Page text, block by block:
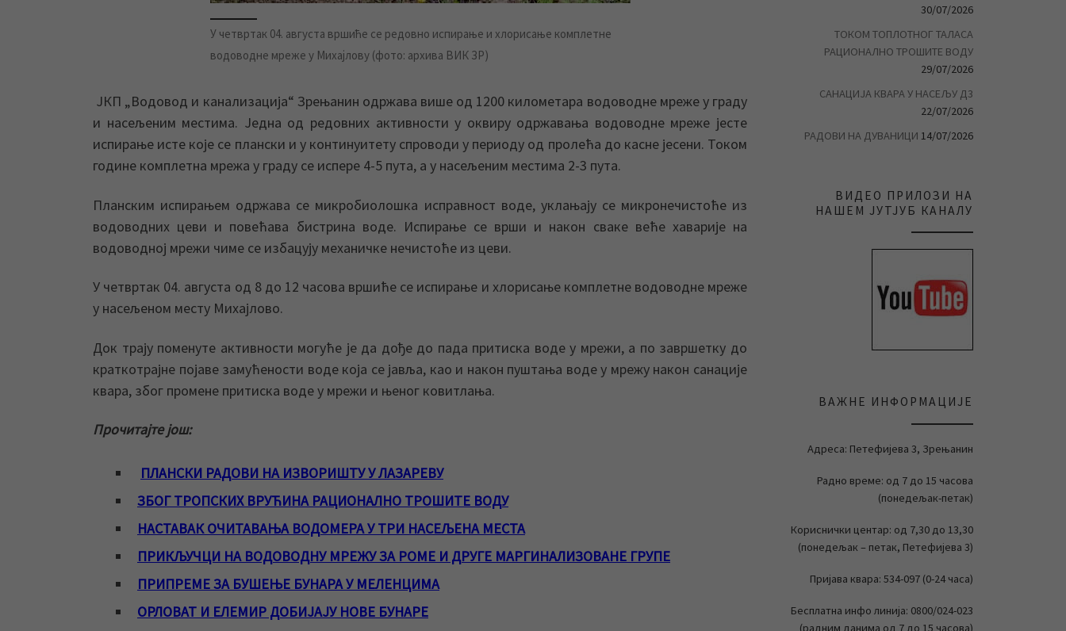
У четвртак 04. августа вршиће се редовно испирање и хлорисање комплетне
водоводне мреже у Михајлову (фото: архива ВИК ЗР)
ЈКП „Водовод и канализација“ Зрењанин одржава више од 1200 километара водоводне мреже у граду
и насељеним местима. Једна од редовних активности у оквиру одржавања водоводне мреже јесте
испирање исте које се плански и у континуитету спроводи у периоду од пролећа до касне јесени. Током
године комплетна мрежа у граду се испере 4-5 пута, а у насељеним местима 2-3 пута.
Планским испирањем одржава се микробиолошка исправност воде, уклањају се микронечистоће из
водоводних цеви и повећава бистрина воде. Испирање се врши и након сваке веће хаварије на
водоводној мрежи чиме се избацују механичке нечистоће из цеви.
У четвртак 04. августа од 8 до 12 часова вршиће се испирање и хлорисање комплетне водоводне мреже
у насељеном месту Михајлово.
Док трају поменуте активности могуће је да дође до пада притиска воде у мрежи, а по завршетку до
краткотрајне појаве замућености воде која се јавља, као и након пуштања воде у мрежу након санације
квара, због промене притиска воде у мрежи и њеног ковитлања.
Прочитајте још:
ПЛАНСКИ РАДОВИ НА ИЗВОРИШТУ У ЛАЗАРЕВУ
ЗБОГ ТРОПСКИХ ВРУЋИНА РАЦИОНАЛНО ТРОШИТЕ ВОДУ
НАСТАВАК ОЧИТАВАЊА ВОДОМЕРА У ТРИ НАСЕЉЕНА МЕСТА
ПРИКЉУЧЦИ НА ВОДОВОДНУ МРЕЖУ ЗА РОМЕ И ДРУГЕ МАРГИНАЛИЗОВАНЕ ГРУПЕ
ПРИПРЕМЕ ЗА БУШЕЊЕ БУНАРА У МЕЛЕНЦИМА
ОРЛОВАТ И ЕЛЕМИР ДОБИЈАЈУ НОВЕ БУНАРЕ
30/07/2026
ТОКОМ ТОПЛОТНОГ ТАЛАСА
РАЦИОНАЛНО ТРОШИТЕ ВОДУ
29/07/2026
САНАЦИЈА КВАРА У НАСЕЉУ Д3
22/07/2026
РАДОВИ НА ДУВАНИЦИ 14/07/2026
ВИДЕО ПРИЛОЗИ НА
НАШЕМ ЈУТЈУБ КАНАЛУ
ВАЖНЕ ИНФОРМАЦИЈЕ
Адреса: Петефијева 3, Зрењанин
Радно време: од 7 до 15 часова
(понедељак-петак)
Кориснички центар: од 7,30 до 13,30
(понедељак – петак, Петефијева 3)
Пријава квара: 534-097 (0-24 часа)
Бесплатна инфо линија: 0800/024-023
(радним данима од 7 до 15 часова)